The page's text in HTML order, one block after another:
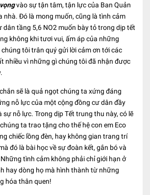
vào sự tận tâm, tận lực của Ban Quản
nhà. Đó là mong muốn, cũng là tình cảm
dân tầng 5,6 NO2 muốn bày tỏ trong dịp tết
không khi tươi vui, ấm áp của những
tôi trân quý gửi lời cảm ơn tới các
nhiều vì những gì chúng tôi đã nhận được
sẽ là quả ngọt chúng ta xứng đáng
nỗ lực của một cộng đồng cư dân đầy
nỗ lực. Trong dịp Tết trung thu này, có lẽ
ta trao tặng cho thế hệ con em Eco
chiếc lồng đèn, hay không gian trang trí
đó là bài học về sự đoàn kết, gắn bó và
tình cảm không phải chỉ giới hạn ở
hay dòng họ mà hình thành từ những
hóa thân quen!